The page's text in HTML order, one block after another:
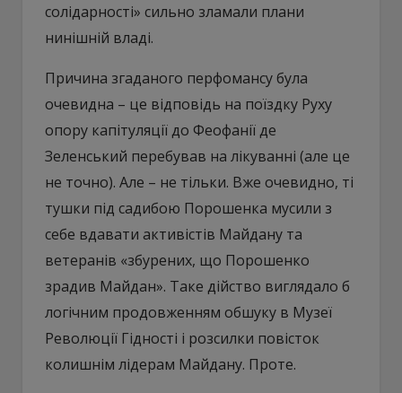
солідарності» сильно зламали плани
нинішній владі.
Причина згаданого перфомансу була
очевидна – це відповідь на поїздку Руху
опору капітуляції до Феофанії де
Зеленський перебував на лікуванні (але це
не точно). Але – не тільки. Вже очевидно, ті
тушки під садибою Порошенка мусили з
себе вдавати активістів Майдану та
ветеранів «збурених, що Порошенко
зрадив Майдан». Таке дійство виглядало б
логічним продовженням обшуку в Музеї
Революції Гідності і розсилки повісток
колишнім лідерам Майдану. Проте.